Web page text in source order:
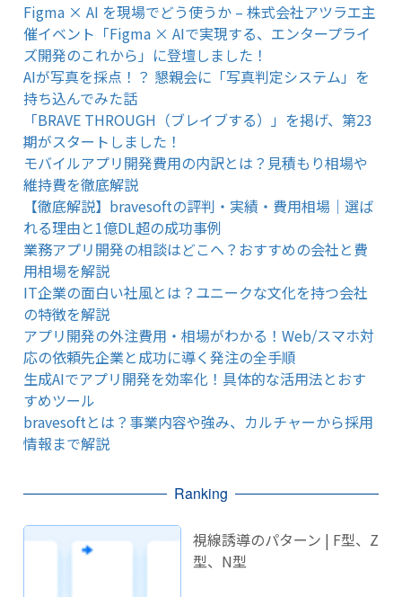
Figma × AI を現場でどう使うか – 株式会社アツラエ主
催イベント「Figma × AIで実現する、エンタープライ
ズ開発のこれから」に登壇しました！
AIが写真を採点！？ 懇親会に「写真判定システム」を
持ち込んでみた話
「BRAVE THROUGH（ブレイブする）」を掲げ、第23
期がスタートしました！
モバイルアプリ開発費用の内訳とは？見積もり相場や
維持費を徹底解説
【徹底解説】bravesoftの評判・実績・費用相場｜選ば
れる理由と1億DL超の成功事例
業務アプリ開発の相談はどこへ？おすすめの会社と費
用相場を解説
IT企業の面白い社風とは？ユニークな文化を持つ会社
の特徴を解説
アプリ開発の外注費用・相場がわかる！Web/スマホ対
応の依頼先企業と成功に導く発注の全手順
生成AIでアプリ開発を効率化！具体的な活用法とおす
すめツール
bravesoftとは？事業内容や強み、カルチャーから採用
情報まで解説
Ranking
視線誘導のパターン | F型、Z
型、N型